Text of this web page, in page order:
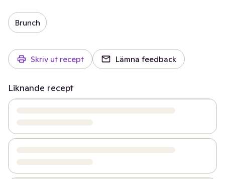
Brunch
Skriv ut recept Lämna feedback
Liknande recept